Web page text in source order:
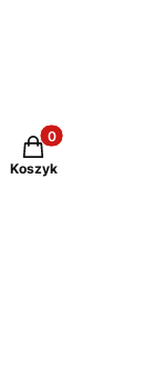
Produkty w
Koszyk